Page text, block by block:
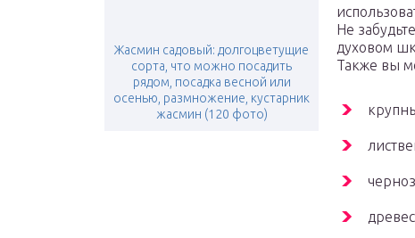
Жасмин садовый: долгоцветущие
сорта, что можно посадить
рядом, посадка весной или
осенью, размножение, кустарник
жасмин (120 фото)
Не
духовом
Также вы